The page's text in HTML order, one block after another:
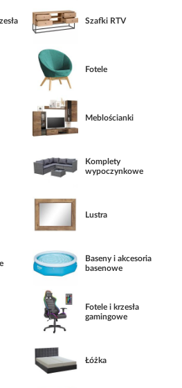
Szafki RTV
Fotele
Meblościanki
Komplety
wypoczynkowe
Lustra
Baseny i akcesoria
basenowe
Fotele i krzesła
gamingowe
Łóżka